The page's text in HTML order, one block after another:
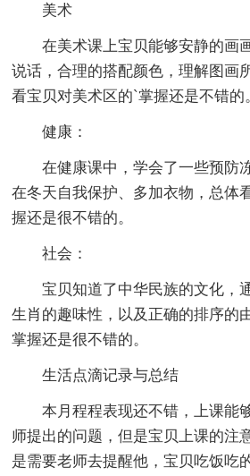
美术
在美术课上宝贝能够安静的画
说话，合理的搭配颜色，理解图画
看宝贝对美术区的`掌握还是不错的
健康：
在健康课中，学会了一些预防
在冬天自我保护、多加衣物，总体
握还是很不错的。
社会：
宝贝知道了中华民族的文化，
生肖的趣味性，以及正确的排序的
掌握还是很不错的。
生活点滴记录与总结
本月程程表现还不错，上课能
师提出的问题，但是宝贝上课的注
是需要老师去提醒他，宝贝吃饭吃